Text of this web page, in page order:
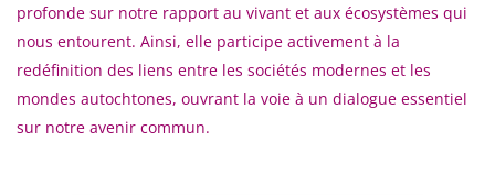
profonde sur notre rapport au vivant et aux écosystèmes qui
nous entourent. Ainsi, elle participe activement à la
redéfinition des liens entre les sociétés modernes et les
mondes autochtones, ouvrant la voie à un dialogue essentiel
sur notre avenir commun.